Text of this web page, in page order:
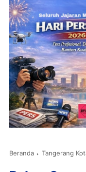
Beranda Tangerang